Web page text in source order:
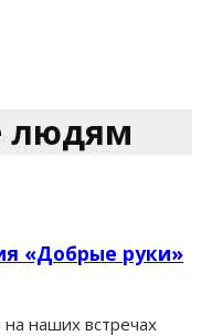
людям
«Добрые руки»
наших встречах